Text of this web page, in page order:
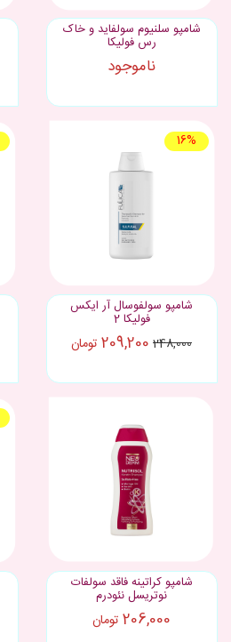
شامپو سلنیوم سولفاید و خاک
رس فولیکا
ناموجود
16%
شامپو سولفوسال آر ایکس
فولیکا 2
248,000
209,200 تومان
شامپو کراتینه فاقد سولفات
نوتریسل نئودرم
206,000 تومان